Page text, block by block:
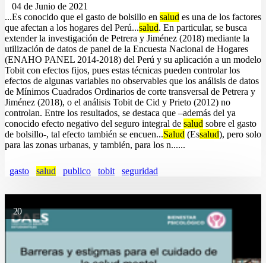
04 de Junio de 2021
...Es conocido que el gasto de bolsillo en salud es una de los factores
que afectan a los hogares del Perú...salud. En particular, se busca
extender la investigación de Petrera y Jiménez (2018) mediante la
utilización de datos de panel de la Encuesta Nacional de Hogares
(ENAHO PANEL 2014-2018) del Perú y su aplicación a un modelo
Tobit con efectos fijos, pues estas técnicas pueden controlar los
efectos de algunas variables no observables que los análisis de datos
de Mínimos Cuadrados Ordinarios de corte transversal de Petrera y
Jiménez (2018), o el análisis Tobit de Cid y Prieto (2012) no
controlan. Entre los resultados, se destaca que –además del ya
conocido efecto negativo del seguro integral de salud sobre el gasto
de bolsillo-, tal efecto también se encuen...Salud (Essalud), pero solo
para las zonas urbanas, y también, para los n......
gasto salud publico tobit seguridad
20